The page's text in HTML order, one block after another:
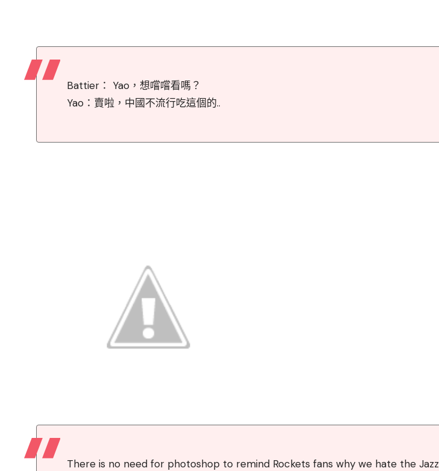
Battier： Yao，想嚐嚐看嗎？
Yao：賣啦，中國不流行吃這個的..
There is no need for photoshop to remind Rockets fans why we hate the Jazz